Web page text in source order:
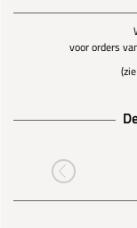
voor orders